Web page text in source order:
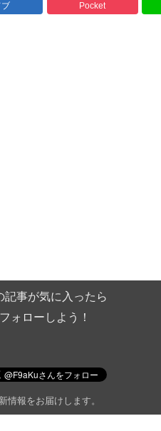
ブ Pocket
記事が気に入ったら
フォローしよう！
情報をお届けします。